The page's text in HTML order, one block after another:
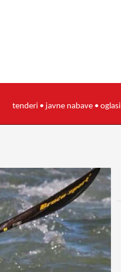
tenderi • javne nabave • oglasi